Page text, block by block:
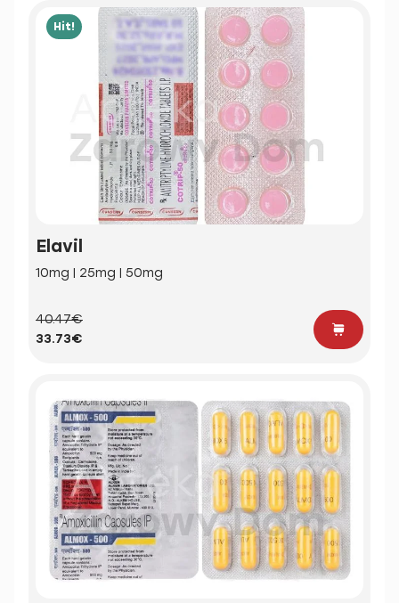
Hit!
Elavil
10mg | 25mg | 50mg
40.47€
33.73€